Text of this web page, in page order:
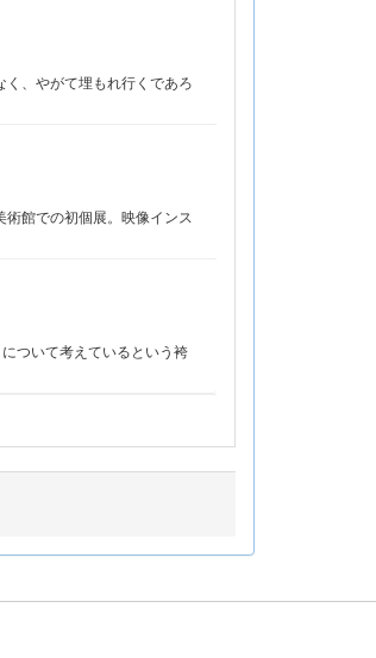
、やがて埋もれ行くであろ
館での初個展。映像インス
ついて考えているという袴